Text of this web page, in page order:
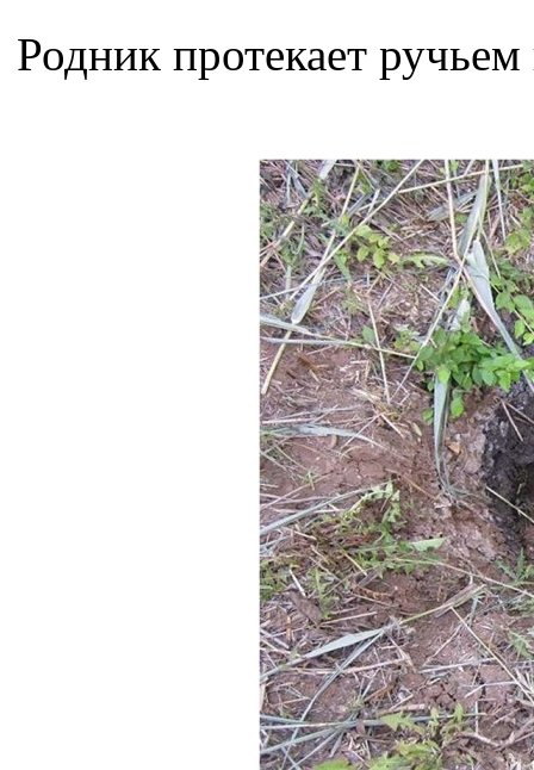
Родник протекает